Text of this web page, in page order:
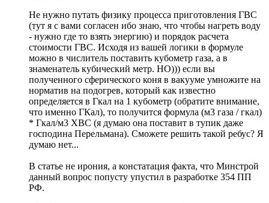
Не нужно путать физику процесса приготовления ГВС
(тут я с вами согласен ибо знаю, что чтобы нагреть воду
- нужно где то взять энергию) и порядок расчета
стоимости ГВС. Исходя из вашей логики в формуле
можно в числитель поставить кубометр газа, а в
знаменатель кубический метр. НО))) если вы
полученного сферического коня в вакууме умножите на
норматив на подогрев, который как известно
определяется в Гкал на 1 кубометр (обратите внимание,
что именно ГКал), то получится формула (м3 газа / гкал)
* Гкал/м3 ХВС (я думаю она поставит в тупик даже
господина Перельмана). Сможете решить такой ребус? Я
думаю нет...
В статье не ирония, а констатация факта, что Минстрой
данный вопрос попусту упустил в разработке 354 ПП
РФ.